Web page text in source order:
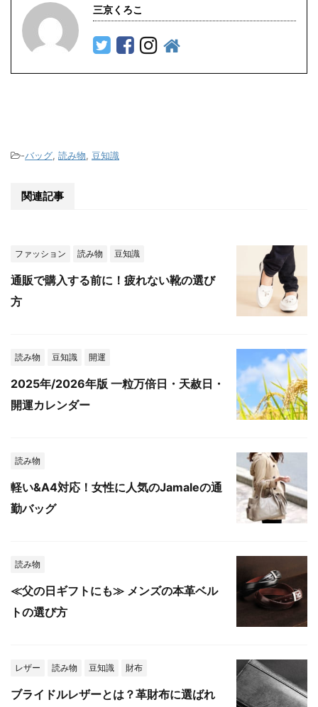
三京くろこ
-バッグ, 読み物, 豆知識
関連記事
ファッション 読み物 豆知識
通販で購入する前に！疲れない靴の選び
方
読み物 豆知識 開運
2025年/2026年版 一粒万倍日・天赦日・
開運カレンダー
読み物
軽い&A4対応！女性に人気のJamaleの通
勤バッグ
読み物
≪父の日ギフトにも≫ メンズの本革ベル
トの選び方
レザー 読み物 豆知識 財布
ブライドルレザーとは？革財布に選ばれ